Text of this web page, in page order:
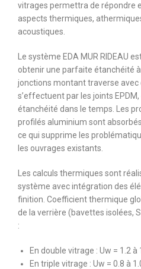
vitrages permettra de répondre
aspects thermiques,
acoustiques.
Le système EDA MUR RIDEAU
obtenir une parfaite étanchéité à
jonctions montant traverse avec
s’effectuent par les joints
étanchéité dans le temps. Les
profilés aluminium sont
ce qui supprime les
les ouvrages existants.
Les calculs thermiques sont
système avec intégration des
finition. Coefficient thermique
de la verrière (bavettes isolées,
:
En double vitrage : Uw = 1.2 à
En triple vitrage : Uw = 0.8 à